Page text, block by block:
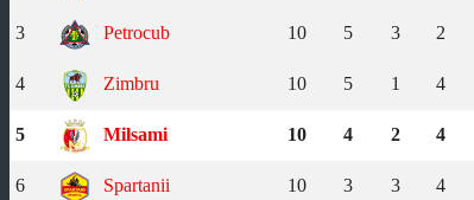
3 Petrocub 10 5 3 2
4 Zimbru 10 5 1 4
5 Milsami 10 4 2 4
6 Spartanii 10 3 3 4